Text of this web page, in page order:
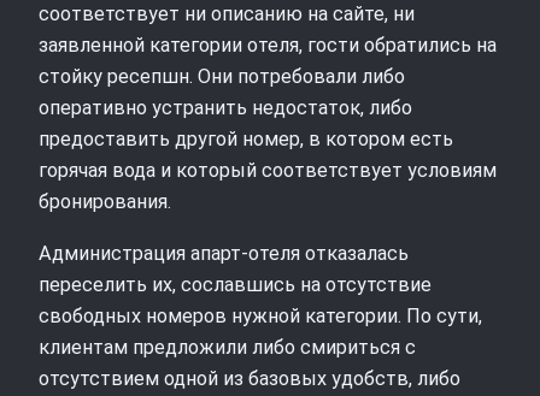
соответствует ни описанию на сайте, ни
заявленной категории отеля, гости обратились на
стойку ресепшн. Они потребовали либо
оперативно устранить недостаток, либо
предоставить другой номер, в котором есть
горячая вода и который соответствует условиям
бронирования.
Администрация апарт‑отеля отказалась
переселить их, сославшись на отсутствие
свободных номеров нужной категории. По сути,
клиентам предложили либо смириться с
отсутствием одной из базовых удобств, либо